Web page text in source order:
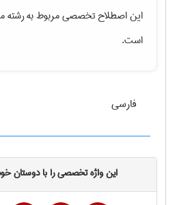
این اصطلاح تخصصی مربوط به رشته
است.
فارسی
این واژه تخصصی را با دوستان